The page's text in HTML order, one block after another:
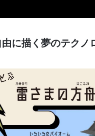
に描く夢のテクノ